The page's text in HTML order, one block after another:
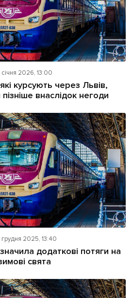
dyvys.info
січня 2026, 13:00
курсують через Львів,
внаслідок негоди
грудня 2025, 13:40
додаткові потяги на
свята